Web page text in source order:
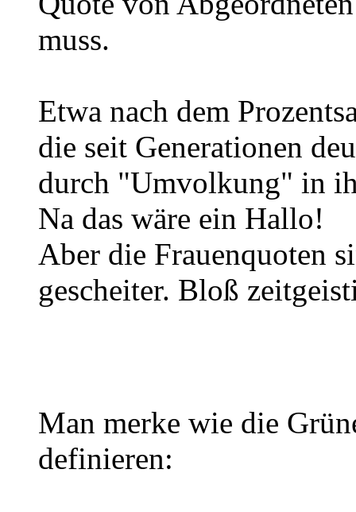
muss.
Etwa nach dem
die seit Generationen
durch "Umvolkung" in
Na das wäre ein Hallo!
Aber die Frauenquoten
gescheiter. Bloß
Man merke wie die
definieren: